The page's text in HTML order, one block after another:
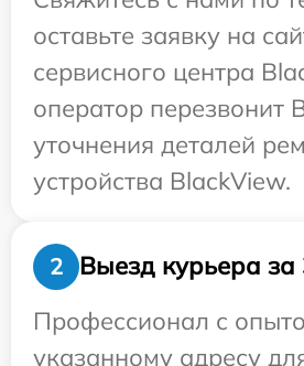
оставьте заявку на
сервисного центра
оператор перезвонит
уточнения деталей
устройства BlackView.
2
Выезд курьера за
Профессионал с
указанному адресу